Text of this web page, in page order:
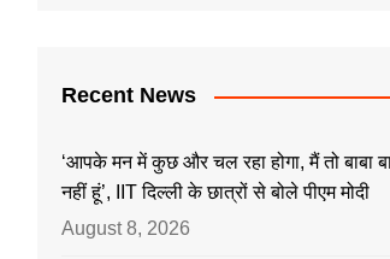
Recent News
‘आपके मन में कुछ और चल रहा होगा, मैं तो बाबा
नहीं हूं’, IIT दिल्ली के छात्रों से बोले पीएम मोदी
August 8, 2026